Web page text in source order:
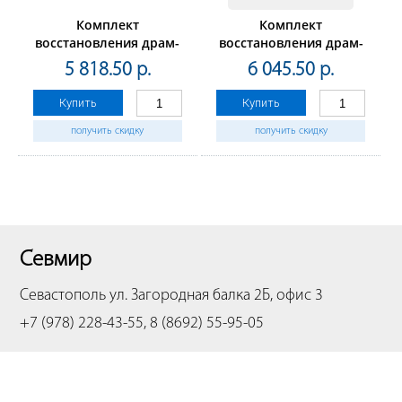
Комплект
восстановления драм-
юнита C-EXV53 для
CANON iRADVANCE
4525i/4535i/4545i/4551i
(CET), 150000
стр.,CET501007
5 818.50 р.
Купить
получить скидку
Комплект
восстановления драм-
юнита C-EXV49 для
CANON iRADVANCE
C3325i/3330i/3320/3320L/3320i
(CET) CMYK, 120000стр.,
CET5279U
6 045.50 р.
Купить
получить скидку
Севмир
Севастополь ул. Загородная балка 2Б, офис 3
+7 (978) 228-43-55, 8 (8692) 55-95-05